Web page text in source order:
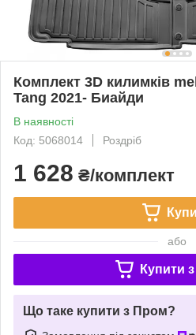
Комплект 3D килимків
Tang 2021- Биайди
В наявності
Код: 5068014
Роздріб
1 628 ₴/комплект
або
Купити з
Що таке купити з Пром?